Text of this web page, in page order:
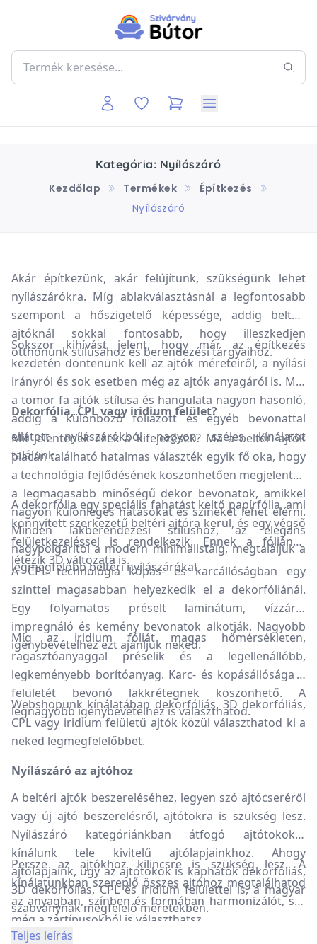
Kategória: Nyílászáró
Kezdőlap
Termékek
Építkezés
Nyílászáró
Akár építkezünk, akár felújítunk, szükségünk lehet
nyílászárókra. Míg ablakválasztásnál a legfontosabb
szempont a hőszigetelő képessége, addig beltéri
ajtóknál sokkal fontosabb, hogy illeszkedjen
otthonunk stílusához és berendezési tárgyaihoz.
Sokszor kihívást jelent, hogy már az építkezés
kezdetén döntenünk kell az ajtók méreteiről, a nyílási
irányról és sok esetben még az ajtók anyagáról is. Míg
a tömör fa ajtók stílusa és hangulata nagyon hasonló,
addig a különböző fóliázott és egyéb bevonattal
ellátott nyílászárókból nagyon széles kínálatot
találunk.
Dekorfólia, CPL vagy iridium felület?
Mit jelentenek ezek a kifejezések? Ma a beltéri ajtók
piacán található hatalmas választék egyik fő oka, hogy
a technológia fejlődésének köszönhetően megjelentek
a legmagasabb minőségű dekor bevonatok, amikkel
nagyon különleges hatásokat és színeket lehet elérni.
Minden lakberendezési stílushoz, az elegáns
nagypolgáritól a modern minimalistáig, megtaláljuk a
legmegfelőbb beltéri nyílászárókat.
A dekorfólia egy speciális fahatást keltő papírfólia, ami
könnyített szerkezetű beltéri ajtóra kerül, és egy végső
felületkezeléssel is rendelkezik. Ennek a fóliának
létezik 3D változata is.
A CPL technológia kopás- és karcállóságban egy
szinttel magasabban helyezkedik el a dekorfóliánál.
Egy folyamatos préselt laminátum, vízzáró,
impregnáló és kemény bevonatok alkotják. Nagyobb
igénybevételhez ezt ajánljuk neked.
Míg az iridium fóliát magas hőmérsékleten,
ragasztóanyaggal préselik és a legellenállóbb,
legkeményebb borítóanyag. Karc- és kopásállósága a
felületét bevonó lakkrétegnek köszönhető. A
legnagyobb igénybevételhez is választhatod.
Webshopunk kínálatában dekorfóliás, 3D dekorfóliás,
CPL vagy iridium felületű ajtók közül választhatod ki a
neked legmegfelelőbbet.
Nyílászáró az ajtóhoz
A beltéri ajtók beszereléséhez, legyen szó ajtócseréről
vagy új ajtó beszerelésről, ajtótokra is szükség lesz.
Nyílászáró kategóriánkban átfogó ajtótokokat
kínálunk tele kivitelű ajtólapjainkhoz. Ahogy
ajtólapjaink, úgy az ajtótokok is kaphatók dekorfóliás,
3D dekorfóliás, CPL és iridium felülettel is, a magyar
szabványnak megfelelő méretekben.
Persze az ajtókhoz kilincsre is szükség lesz. A
kínálatunkban szereplő összes ajtóhoz megtalálhatod
az anyagban, színben és formában harmonizálót, sőt
még a zártípusokból is választhatsz.
Teljes leírás